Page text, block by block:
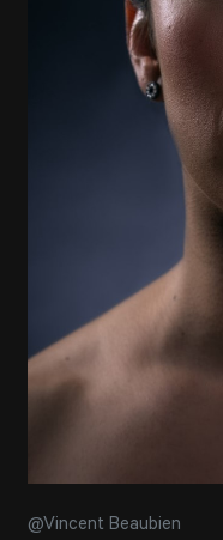
@Vincent Beaubien